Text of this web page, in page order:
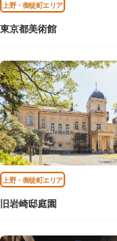
上野・御徒町エリア
東京都美術館
上野・御徒町エリア
旧岩崎邸庭園